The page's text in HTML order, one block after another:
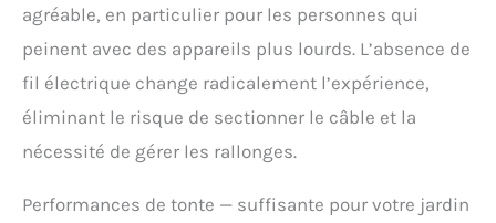
CV, emballage carton
agréable, en particulier pour les personnes qui
peinent avec des appareils plus lourds. L’absence de
fil électrique change radicalement l’expérience,
éliminant le risque de sectionner le câble et la
nécessité de gérer les rallonges.
Performances de tonte — suffisante pour votre jardin